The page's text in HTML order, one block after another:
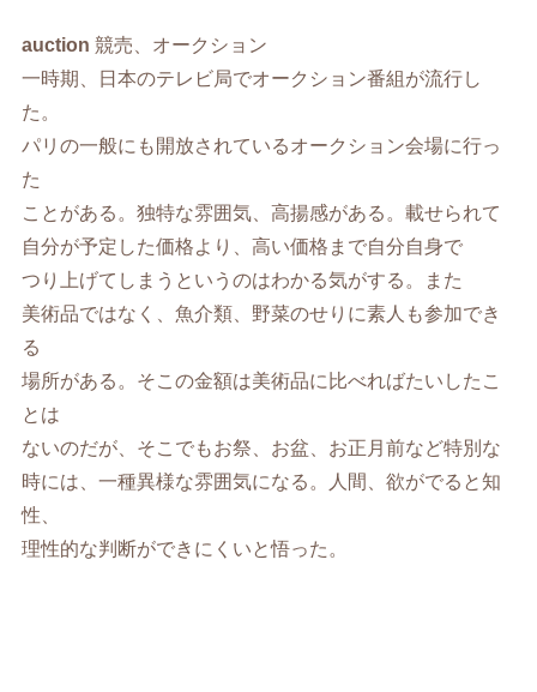
auction 競売、オークション
一時期、日本のテレビ局でオークション番組が流行し
た。
パリの一般にも開放されているオークション会場に行っ
た
ことがある。独特な雰囲気、高揚感がある。載せられて
自分が予定した価格より、高い価格まで自分自身で
つり上げてしまうというのはわかる気がする。また
美術品ではなく、魚介類、野菜のせりに素人も参加でき
る
場所がある。そこの金額は美術品に比べればたいしたこ
とは
ないのだが、そこでもお祭、お盆、お正月前など特別な
時には、一種異様な雰囲気になる。人間、欲がでると知
性、
理性的な判断ができにくいと悟った。